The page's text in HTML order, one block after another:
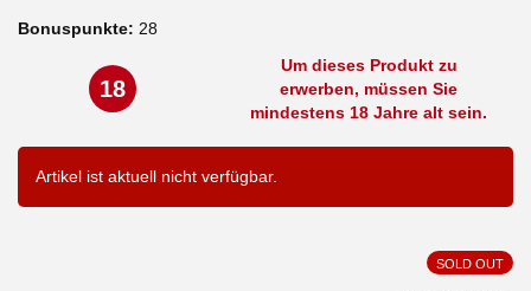
Bonuspunkte: 28
18
Um dieses Produkt zu
erwerben, müssen Sie
mindestens 18 Jahre alt sein.
Artikel ist aktuell nicht verfügbar.
SOLD OUT